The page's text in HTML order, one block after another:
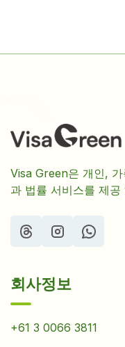
Visa Green은 개인,
과 법률 서비스를 제
회사정보
+61 3 0066 3811